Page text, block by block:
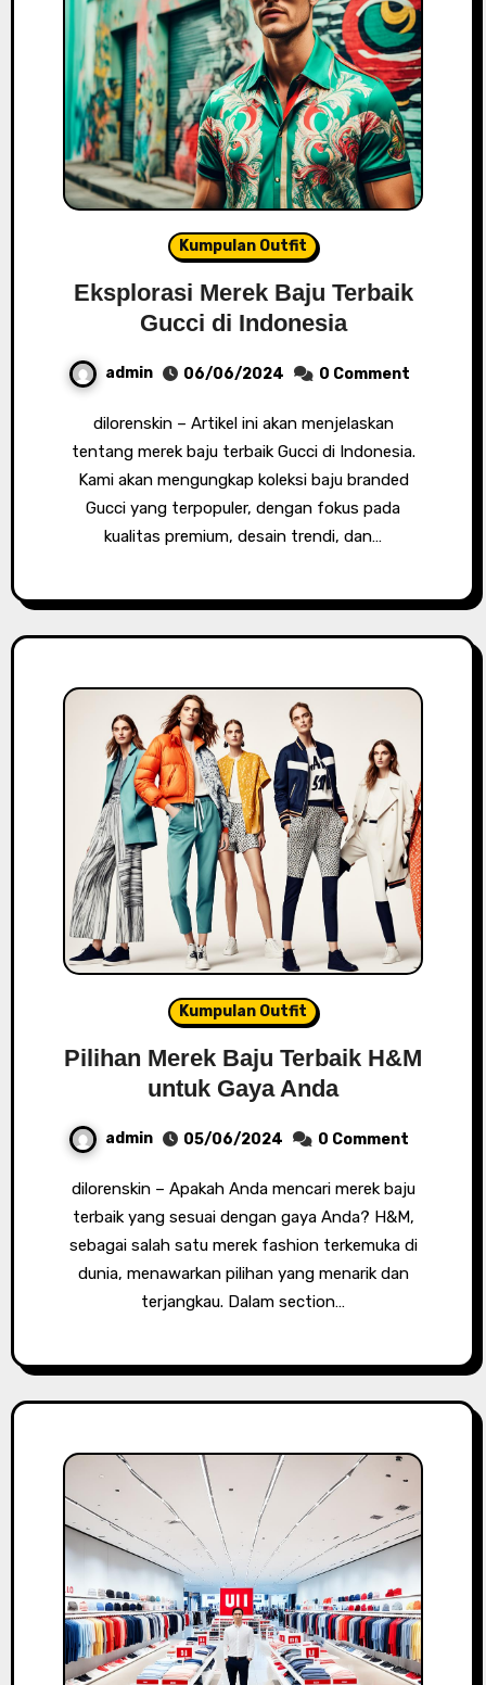
Kumpulan Outfit
Eksplorasi Merek Baju Terbaik
Gucci di Indonesia
admin 06/06/2024 0 Comment
dilorenskin – Artikel ini akan menjelaskan
tentang merek baju terbaik Gucci di Indonesia.
Kami akan mengungkap koleksi baju branded
Gucci yang terpopuler, dengan fokus pada
kualitas premium, desain trendi, dan…
Kumpulan Outfit
Pilihan Merek Baju Terbaik H&M
untuk Gaya Anda
admin 05/06/2024 0 Comment
dilorenskin – Apakah Anda mencari merek baju
terbaik yang sesuai dengan gaya Anda? H&M,
sebagai salah satu merek fashion terkemuka di
dunia, menawarkan pilihan yang menarik dan
terjangkau. Dalam section…